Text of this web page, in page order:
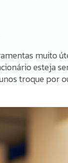
muito
esteja
troque por